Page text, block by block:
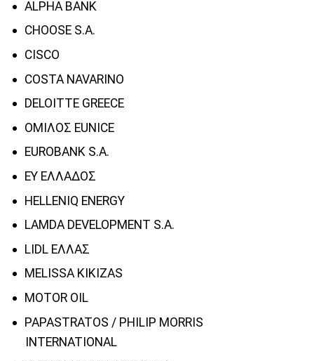
ALPHA BANK
CHOOSE S.A.
CISCO
COSTA NAVARINO
DELOITTE GREECE
ΟΜΙΛΟΣ EUNICE
EUROBANK S.A.
EY ΕΛΛΑΔΟΣ
HELLENIQ ENERGY
LAMDA DEVELOPMENT S.A.
LIDL ΕΛΛΑΣ
MELISSA KIKIZAS
MOTOR OIL
PAPASTRATOS / PHILIP MORRIS
INTERNATIONAL